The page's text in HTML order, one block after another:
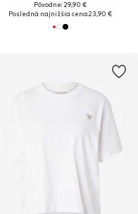
Pôvodne: 29,90 €
Posledná najnižšia cena:23,90 €